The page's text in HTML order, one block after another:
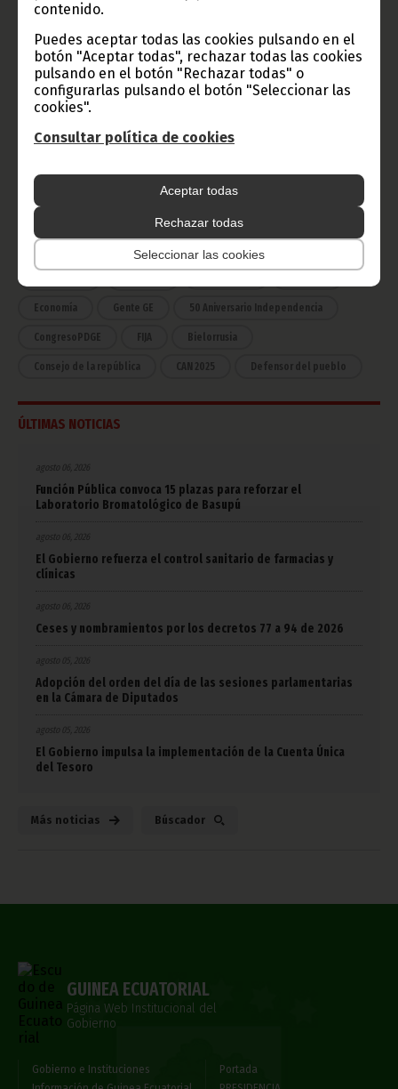
contenido.
Puedes aceptar todas las cookies pulsando en el
botón "Aceptar todas", rechazar todas las cookies
pulsando en el botón "Rechazar todas" o
configurarlas pulsando el botón "Seleccionar las
cookies".
Consultar política de cookies
Aceptar todas
Rechazar todas
Seleccionar las cookies
Radio Nacional de Guinea
Ecuatorial
Haz click aquí para escuchar ahora
Noticias Gobierno
Presidencia
África
Deportes Vicepresidencia
COVID-19 Cultura
Economía Gente GE 50 Aniversario Independencia
CongresoPDGE FIJA Bielorrusia
Consejo de la república CAN 2025 Defensor del pueblo
ÚLTIMAS NOTICIAS
agosto 06, 2026
Función Pública convoca 15 plazas para reforzar el
Laboratorio Bromatológico de Basupú
agosto 06, 2026
El Gobierno refuerza el control sanitario de farmacias y
clínicas
agosto 06, 2026
Ceses y nombramientos por los decretos 77 a 94 de 2026
agosto 05, 2026
Adopción del orden del día de las sesiones parlamentarias
en la Cámara de Diputados
agosto 05, 2026
El Gobierno impulsa la implementación de la Cuenta Única
del Tesoro
Más noticias Búscador
GUINEA ECUATORIAL
Página Web Institucional del
Gobierno
Gobierno e Instituciones
Portada